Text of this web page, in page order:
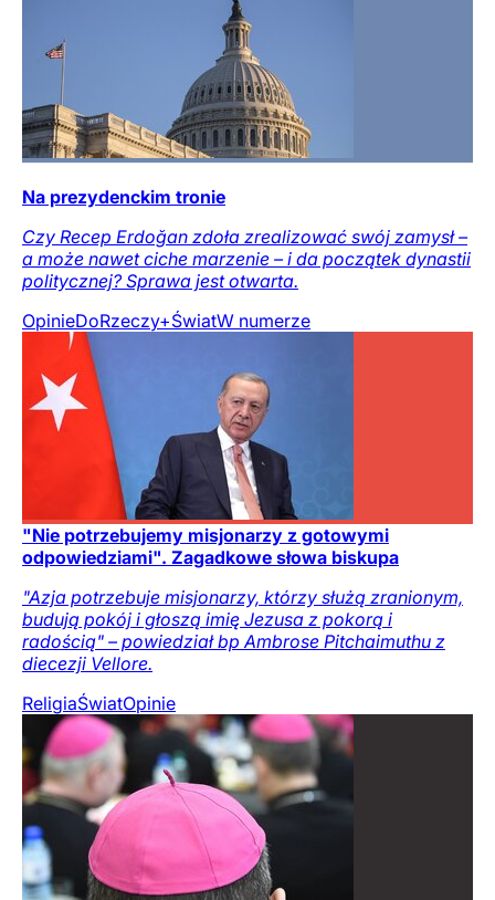
Na prezydenckim tronie
Czy Recep Erdoğan zdoła zrealizować swój zamysł –
a może nawet ciche marzenie – i da początek dynastii
politycznej? Sprawa jest otwarta.
OpinieDoRzeczy+ŚwiatW numerze
"Nie potrzebujemy misjonarzy z gotowymi
odpowiedziami". Zagadkowe słowa biskupa
"Azja potrzebuje misjonarzy, którzy służą zranionym,
budują pokój i głoszą imię Jezusa z pokorą i
radością" – powiedział bp Ambrose Pitchaimuthu z
diecezji Vellore.
ReligiaŚwiatOpinie